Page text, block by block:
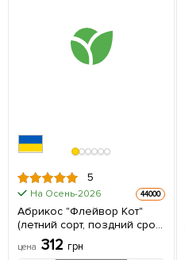
5
На Осень-2026 44000
Абрикос "Флейвор Кот"
(летний сорт, поздний срок
созревания) 1 саженец в
упаковке
цена 312 грн